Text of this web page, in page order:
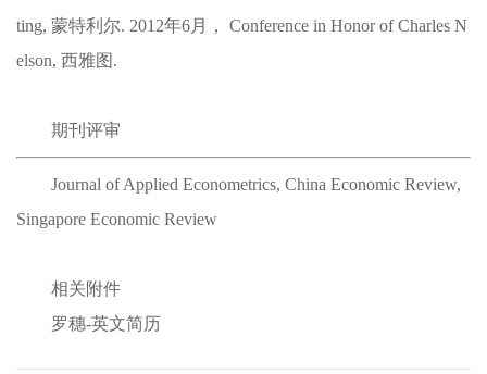
ting, 蒙特利尔. 2012年6月， Conference in Honor of Charles N
elson, 西雅图.
期刊评审
Journal of Applied Econometrics, China Economic Review,
Singapore Economic Review
相关附件
罗穗-英文简历